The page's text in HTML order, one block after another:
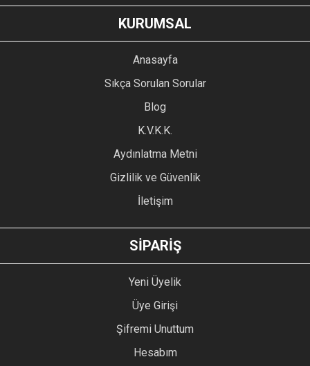
YORUM YAZ
konularda yetersiz gördüğünüz noktaları öneri formunu
kullanarak tarafımıza iletebilirsiniz.
Ürün resmi kalitesiz, bozuk veya görüntülenemiyor.
Ürün açıklamasında eksik bilgiler bulunuyor.
Ürün bilgilerinde hatalar bulunuyor.
Ürün fiyatı diğer sitelerden daha pahalı.
GÖNDER
KURUMSAL
Anasayfa
Sıkça Sorulan Sorular
Blog
K.V.K.K.
Aydınlatma Metni
Gizlilik ve Güvenlik
İletişim
SİPARİŞ
Yeni Üyelik
Üye Girişi
Şifremi Unuttum
Hesabım